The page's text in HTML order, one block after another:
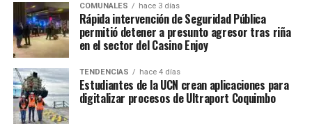
COMUNALES hace 3 días
Rápida intervención de Seguridad Pública
permitió detener a presunto agresor tras riña
en el sector del Casino Enjoy
TENDENCIAS hace 4 días
Estudiantes de la UCN crean aplicaciones para
digitalizar procesos de Ultraport Coquimbo